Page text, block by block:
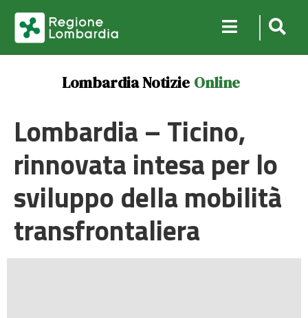
Lombardia Notizie Online
Lombardia – Ticino,
rinnovata intesa per lo
sviluppo della mobilità
transfrontaliera